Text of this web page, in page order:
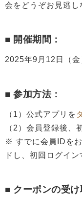
会をどうぞお見逃し
■ 開催期間：
2025年9月12日（金
■ 参加方法：
（1）公式アプリを
（2）会員登録後、
※ すでに会員IDを
ドし、初回ログイ
■ クーポンの受け